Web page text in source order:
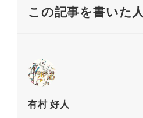
k
この記事を書いた人
有村 好人